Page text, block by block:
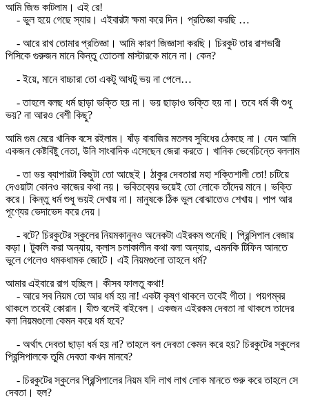
আমি জিভ কাটলাম। এই রে!
- ভুল হয়ে গেছে স্যার। এইবারটা ক্ষমা করে দিন। প্রতিজ্ঞা করছি …
- আরে রাখ তোমার প্রতিজ্ঞা। আমি কারণ জিজ্ঞাসা করছি। চিরকুট তার রাশভারী
পিসিকে গুরুজন মানে কিন্তু তোতলা মাস্টারকে মানে না। কেন?
- ইয়ে, মানে বাচ্চারা তো একটু আধটু ভয় না পেলে…
- তাহলে বলছ ধর্ম ছাড়া ভক্তি হয় না। ভয় ছাড়াও ভক্তি হয় না। তবে ধর্ম কী শুধু
ভয়? না আরও বেশী কিছু?
আমি গুম মেরে খানিক বসে রইলাম। ষাঁড় বাবাজির মতলব সুবিধের ঠেকছে না। যেন আমি
একজন কেষ্টবিষ্টু নেতা, উনি সাংবাদিক এসেছেন জেরা করতে। খানিক ভেবেচিন্তে বললাম
- তা ভয় ব্যাপারটা কিছুটা তো আছেই। ঠাকুর দেবতারা মহা শক্তিশালী তো! চটিয়ে
দেওয়াটা কোনও কাজের কথা নয়। ভবিতব্যের ভয়েই তো লোকে তাঁদের মানে। ভক্তি
করে। কিন্তু ধর্ম শুধু ভয়ই দেখায় না। মানুষকে ঠিক ভুল বোঝাতেও শেখায়। পাপ আর
পূণ্যের ভেদাভেদ করে দেয়।
- বটে? চিরকুটের স্কুলের নিয়মকানুনও অনেকটা এইরকম শুনেছি। প্রিন্সিপাল বেজায়
কড়া। টুকলি করা অন্যায়, ক্লাস চলাকালীন কথা বলা অন্যায়, এমনকি টিফিন আনতে
ভুলে গেলেও ধমকধামক জোটে। এই নিয়মগুলো তাহলে ধর্ম?
আমার এইবারে রাগ হচ্ছিল। কীসব ফালতু কথা!
- আরে সব নিয়ম তো আর ধর্ম হয় না! একটা কৃষ্ণ থাকলে তবেই গীতা। পয়গম্বর
থাকলে তবেই কোরান। যীশু বলেই বাইবেল। একজন এইরকম দেবতা না থাকলে তাদের
বলা নিয়মগুলো কেমন করে ধর্ম হবে?
- অর্থাৎ দেবতা ছাড়া ধর্ম হয় না? তাহলে বল দেবতা কেমন করে হয়? চিরকুটের স্কুলের
প্রিন্সিপালকে তুমি দেবতা কখন মানবে?
- চিরকুটের স্কুলের প্রিন্সিপালের নিয়ম যদি লাখ লাখ লোক মানতে শুরু করে তাহলে সে
দেবতা। হল?